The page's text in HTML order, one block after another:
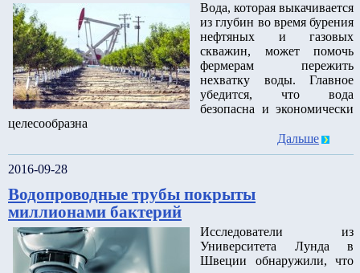
Вода, которая выкачивается
из глубин во время бурения
нефтяных и газовых
скважин, может помочь
фермерам пережить
нехватку воды. Главное
убедится, что вода
безопасна и экономически
целесообразна
Дальше
2016-09-28
Водопроводные трубы покрыты
миллионами бактерий
Исследователи из
Университета Лунда в
Швеции обнаружили, что